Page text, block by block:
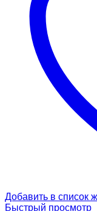
Добавить в список
Быстрый просмотр